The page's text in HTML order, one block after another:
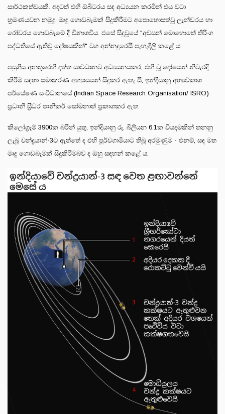
සාර්ථකත්වයකි. අදටත් එහි ඕබිටරය සඳ අධ්‍යයන කරමින් එය වටා
භ්‍රමණයවන නමුදු, මෘදු ගොඩබෑමක් සිදුකිරීමට අපොහොසත්වූ ලෑන්ඩරය හා
රෝවරය ගොඩබෑමේ දී විනාශවිය. එසේ සිදුවූයේ "අවසන් මොහොතේ තිරිංග
පද්ධතියේ ඇතිවූ දෝෂයකින්" වග අන්නදුරෙයි පැහැදිලි කළේ ය.
පසුගිය අනතුරෙහි දත්ත සාවධානව අධ්‍යයනයකර, එහි වූ දෝෂයන් නිවැරදි
කිරීම සඳහා සමාකරණ අභ්‍යාසයන් සිදුකර ඇතැ යි, ඉන්දියානු අභ්‍යවකාශ
පර්යේෂණ සංවිධානයේ (Indian Space Research Organisation/ ISRO)
ප්‍රධානී ස්‍රීධර පානිකර් සෝමනාත් ප්‍රකාශකර ඇත.
කිලෝග්‍රෑම් 3900ක බරින් යුතු, ඉන්දියානු රු. බිලියන 6.1ක වියදමකින් තනනු
ලැබූ චන්ද්‍රයාන්-3ට ඇත්තේ ද එහි පූර්වගාමියාට තිබූ අරමුණුම - එනම්, සඳ මත
මෘදු ගොඩබෑමක් සිදුකිරීමබව ද ඔහු සඳහන් කළේ ය.